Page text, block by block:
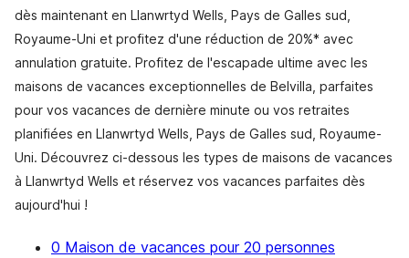
dès maintenant en Llanwrtyd Wells, Pays de Galles sud,
Royaume-Uni et profitez d'une réduction de 20%* avec
annulation gratuite. Profitez de l'escapade ultime avec les
maisons de vacances exceptionnelles de Belvilla, parfaites
pour vos vacances de dernière minute ou vos retraites
planifiées en Llanwrtyd Wells, Pays de Galles sud, Royaume-
Uni. Découvrez ci-dessous les types de maisons de vacances
à Llanwrtyd Wells et réservez vos vacances parfaites dès
aujourd'hui !
0 Maison de vacances pour 20 personnes